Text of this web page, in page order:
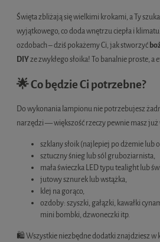
Święta zbliżają się wielkimi krokami, a Ty
wyjątkowego, co doda wnętrzu ciepła i
ozdobach – dziś pokażemy Ci, jak stworzyć
DIYze zwykłego słoika! To banalnie proste,
🌟 Co będzie Ci potrzebne?
Do wykonania lampionu nie potrzebujesz
narzędzi — większość rzeczy pewnie masz
szklany słoik (najlepiej po dżemie lub
sztuczny śnieg lub sól gruboziarnista,
mała świeczka LED typu tealight lub
jutowy sznurek lub wstążka,
klej na gorąco,
ozdoby: szyszki, gałązki, kawałki
mini bombki, dzwoneczki itp.
🛍️ Wszystkie niezbędne dodatki znajdziesz w